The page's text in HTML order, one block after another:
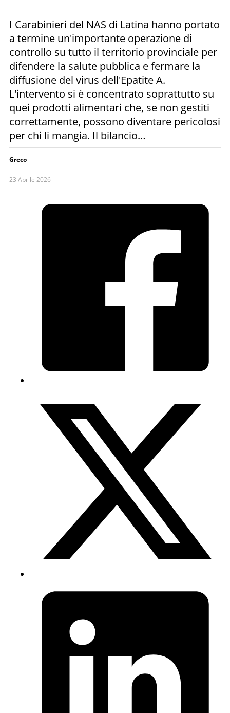
I Carabinieri del NAS di Latina hanno portato
a termine un'importante operazione di
controllo su tutto il territorio provinciale per
difendere la salute pubblica e fermare la
diffusione del virus dell'Epatite A.
L'intervento si è concentrato soprattutto su
quei prodotti alimentari che, se non gestiti
correttamente, possono diventare pericolosi
per chi li mangia. Il bilancio…
Greco
23 Aprile 2026